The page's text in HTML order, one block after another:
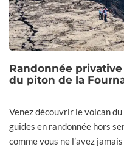
Randonnée
du piton de la
Venez découvrir le volcan
guides en randonnée hors
comme vous ne l’avez